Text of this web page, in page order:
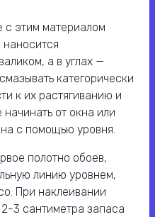
с этим материалом
наносится
а в углах —
категорически
к их растягиванию и
от окна или
с помощью уровня.
полотно обоев,
линию уровнем,
При наклеивании
3 сантиметра запаса